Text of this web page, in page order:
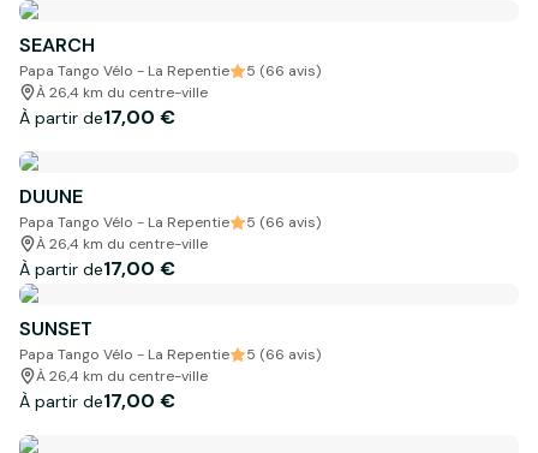
SEARCH
Papa Tango Vélo - La Repentie
5 (66 avis)
À 26,4 km du centre-ville
À partir de17,00 €
DUUNE
Papa Tango Vélo - La Repentie
5 (66 avis)
À 26,4 km du centre-ville
À partir de17,00 €
SUNSET
Papa Tango Vélo - La Repentie
5 (66 avis)
À 26,4 km du centre-ville
À partir de17,00 €